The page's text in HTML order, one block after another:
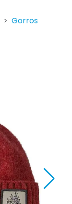
Gorros